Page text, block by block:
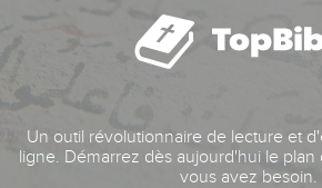
Un outil révolutionnaire de lecture et
ligne. Démarrez dès aujourd'hui le
vous avez besoin.